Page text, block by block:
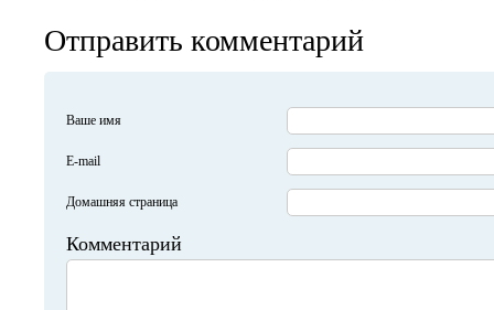
Отправить комментарий
Ваше имя
E-mail
Домашняя страница
Комментарий